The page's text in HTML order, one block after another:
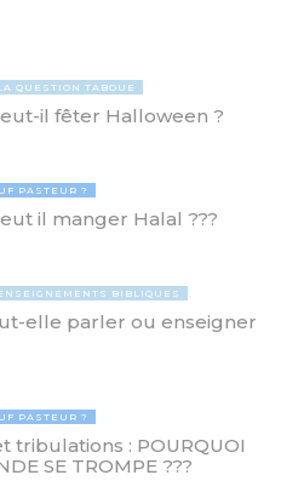
QUESTION TABOUE
il fêter Halloween ?
PASTEUR ?
il manger Halal ???
BIBLIQUES
elle parler ou enseigner
PASTEUR ?
tribulations : POURQUOI
SE TROMPE ???